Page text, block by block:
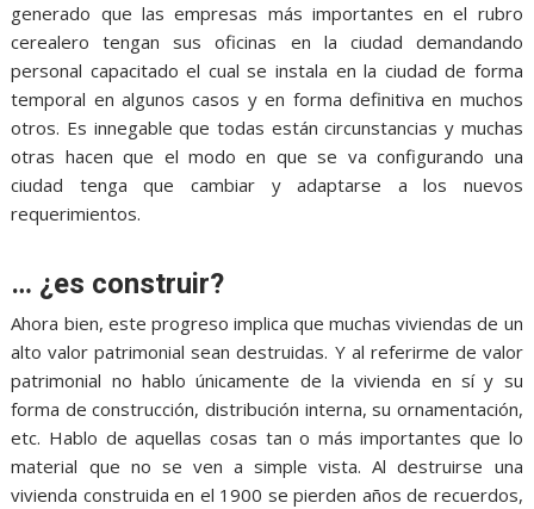
generado que las empresas más importantes en el rubro
cerealero tengan sus oficinas en la ciudad demandando
personal capacitado el cual se instala en la ciudad de forma
temporal en algunos casos y en forma definitiva en muchos
otros. Es innegable que todas están circunstancias y muchas
otras hacen que el modo en que se va configurando una
ciudad tenga que cambiar y adaptarse a los nuevos
requerimientos.
… ¿es construir?
Ahora bien, este progreso implica que muchas viviendas de un
alto valor patrimonial sean destruidas. Y al referirme de valor
patrimonial no hablo únicamente de la vivienda en sí y su
forma de construcción, distribución interna, su ornamentación,
etc. Hablo de aquellas cosas tan o más importantes que lo
material que no se ven a simple vista. Al destruirse una
vivienda construida en el 1900 se pierden años de recuerdos,